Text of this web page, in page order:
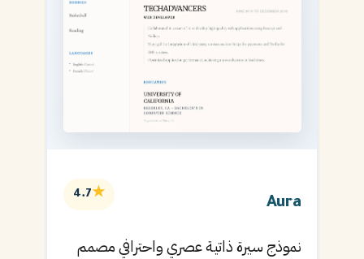
Aura
★
4.7
نموذج سيرة ذاتية عصري واحترافي مصمم